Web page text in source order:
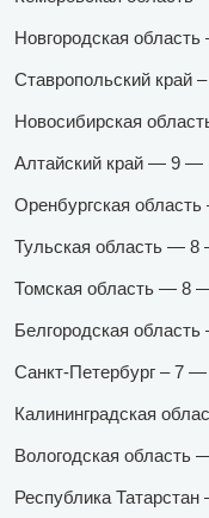
Новгородская
Ставропольский край
Новосибирская
Алтайский край — 9 —
Оренбургская
Тульская область — 8
Томская область — 8
Белгородская
Санкт-Петербург – 7 —
Калининградская
Вологодская
Республика